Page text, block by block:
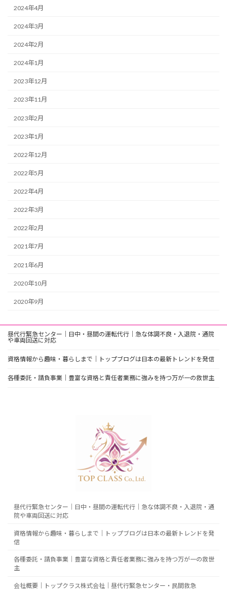
2024年4月
2024年3月
2024年2月
2024年1月
2023年12月
2023年11月
2023年2月
2023年1月
2022年12月
2022年5月
2022年4月
2022年3月
2022年2月
2021年7月
2021年6月
2020年10月
2020年9月
昼代行緊急センター｜日中・昼間の運転代行｜急な体調不良・入退院・通院
や車両回送に対応
資格情報から趣味・暮らしまで｜トップブログは日本の最新トレンドを発信
各種委託・請負事業｜豊富な資格と責任者業務に強みを持つ万が一の救世主
昼代行緊急センター｜日中・昼間の運転代行｜急な体調不良・入退院・通
院や車両回送に対応
資格情報から趣味・暮らしまで｜トップブログは日本の最新トレンドを発
信
各種委託・請負事業｜豊富な資格と責任者業務に強みを持つ万が一の救世
主
会社概要｜トップクラス株式会社｜昼代行緊急センター・民間救急